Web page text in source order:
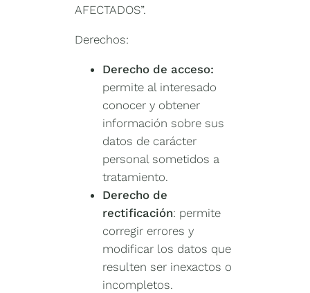
AFECTADOS”.
Derechos:
Derecho de acceso:
permite al interesado
conocer y obtener
información sobre sus
datos de carácter
personal sometidos a
tratamiento.
Derecho de
rectificación: permite
corregir errores y
modificar los datos que
resulten ser inexactos o
incompletos.